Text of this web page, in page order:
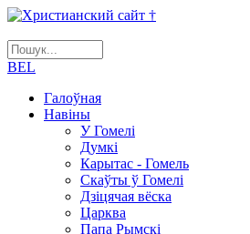
BEL
Галоўная
Навіны
У Гомелі
Думкі
Карытас - Гомель
Скаўты ў Гомелі
Дзіцячая вёска
Царква
Папа Рымскі